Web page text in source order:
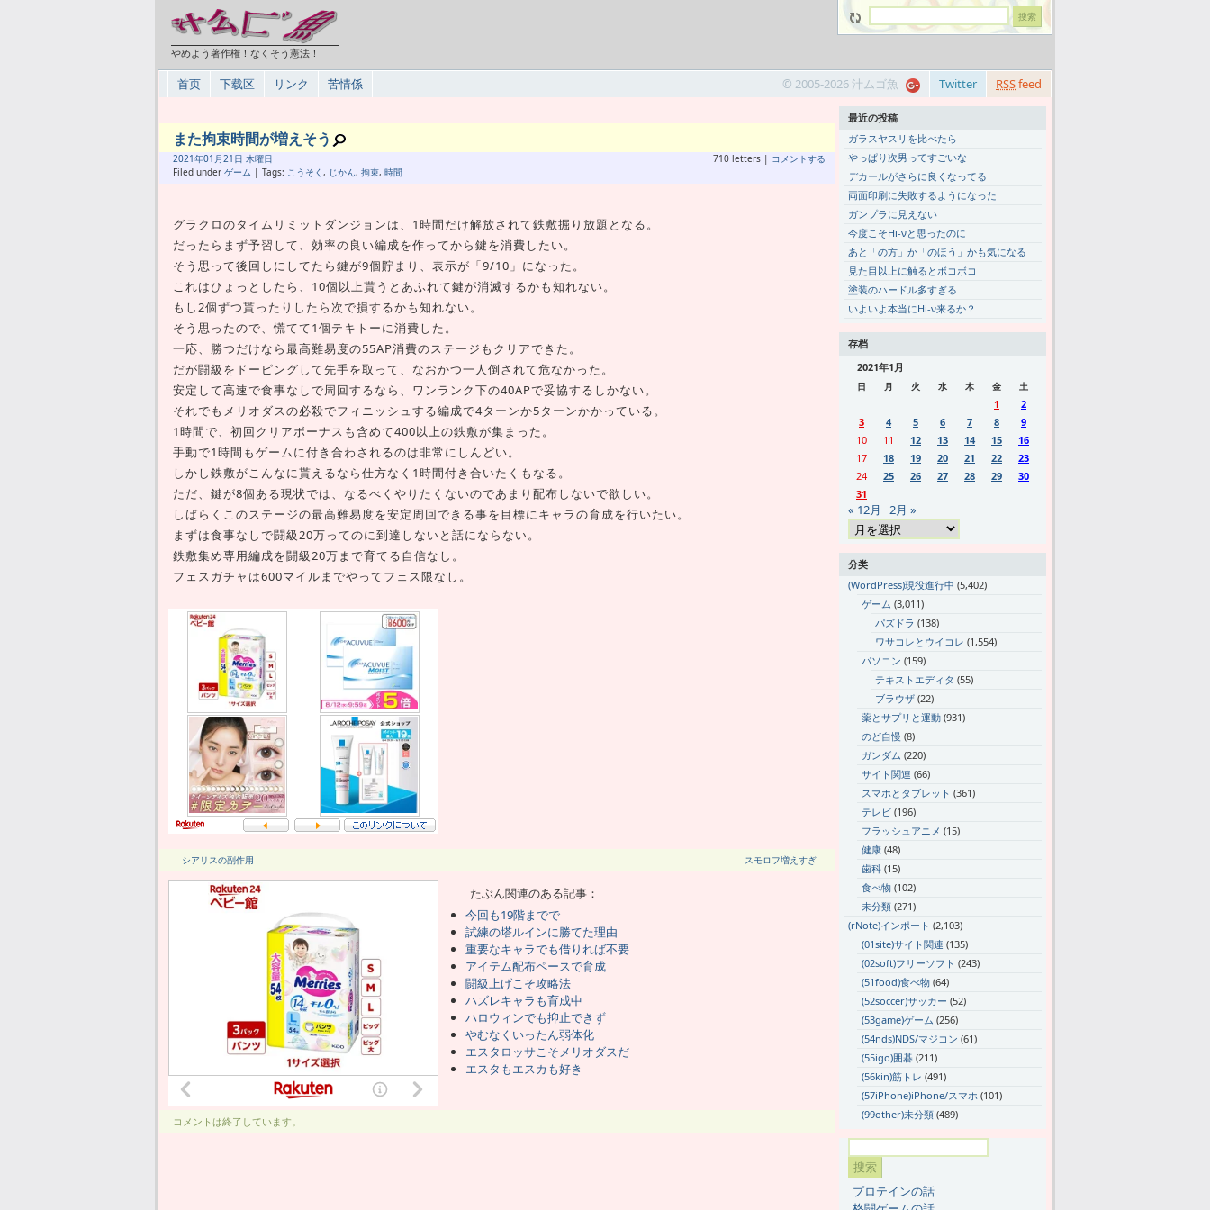
やめよう著作権！なくそう憲法！
首页 下载区 リンク 苦情係 RSSfeed
Twitter
© 2005-2026 汁ムゴ魚
また拘束時間が増えそう
2021年01月21日 木曜日
Filed under ゲーム | Tags: こうそく , じかん, 拘束, 時間
710 letters | コメントする
グラクロのタイムリミットダンジョンは、1時間だけ解放されて鉄敷掘り放題となる。
だったらまず予習して、効率の良い編成を作ってから鍵を消費したい。
そう思って後回しにしてたら鍵が9個貯まり、表示が「9/10」になった。
これはひょっとしたら、10個以上貰うとあふれて鍵が消滅するかも知れない。
もし2個ずつ貰ったりしたら次で損するかも知れない。
そう思ったので、慌てて1個テキトーに消費した。
一応、勝つだけなら最高難易度の55AP消費のステージもクリアできた。
だが闘級をドーピングして先手を取って、なおかつ一人倒されて危なかった。
安定して高速で食事なしで周回するなら、ワンランク下の40APで妥協するしかない。
それでもメリオダスの必殺でフィニッシュする編成で4ターンか5ターンかかっている。
1時間で、初回クリアボーナスも含めて400以上の鉄敷が集まった。
手動で1時間もゲームに付き合わされるのは非常にしんどい。
しかし鉄敷がこんなに貰えるなら仕方なく1時間付き合いたくもなる。
ただ、鍵が8個ある現状では、なるべくやりたくないのであまり配布しないで欲しい。
しばらくこのステージの最高難易度を安定周回できる事を目標にキャラの育成を行いたい。
まずは食事なしで闘級20万ってのに到達しないと話にならない。
鉄敷集め専用編成を闘級20万まで育てる自信なし。
フェスガチャは600マイルまでやってフェス限なし。
シアリスの副作用 スモロフ増えすぎ
たぶん関連のある記事：
今回も19階までで
試練の塔ルインに勝てた理由
重要なキャラでも借りれば不要
アイテム配布ペースで育成
闘級上げこそ攻略法
ハズレキャラも育成中
ハロウィンでも抑止できず
やむなくいったん弱体化
エスタロッサこそメリオダスだ
エスタもエスカも好き
コメントは終了しています。
最近の投稿
ガラスヤスリを比べたら
やっぱり次男ってすごいな
デカールがさらに良くなってる
両面印刷に失敗するようになった
ガンプラに見えない
今度こそHi-νと思ったのに
あと「の方」か「のほう」かも気になる
見た目以上に触るとボコボコ
塗装のハードル多すぎる
いよいよ本当にHi-ν来るか？
存档
2021年1月
日 月 火 水 木 金 土
1
2
3
4 5 6 7 8
9
10
11 12 13 14 15
16
17
18 19 20 21 22
23
24
25 26 27 28 29
30
31
« 12月 2月 »
分类
(WordPress)現役進行中 (5,402)
ゲーム (3,011)
パズドラ (138)
ワサコレとウイコレ (1,554)
パソコン (159)
テキストエディタ (55)
ブラウザ (22)
薬とサプリと運動 (931)
のど自慢 (8)
ガンダム (220)
サイト関連 (66)
スマホとタブレット (361)
テレビ (196)
フラッシュアニメ (15)
健康 (48)
歯科 (15)
食べ物 (102)
未分類 (271)
(rNote)インポート (2,103)
(01site)サイト関連 (135)
(02soft)フリーソフト (243)
(51food)食べ物 (64)
(52soccer)サッカー (52)
(53game)ゲーム (256)
(54nds)NDS/マジコン (61)
(55igo)囲碁 (211)
(56kin)筋トレ (491)
(57iPhone)iPhone/スマホ (101)
(99other)未分類 (489)
プロテインの話